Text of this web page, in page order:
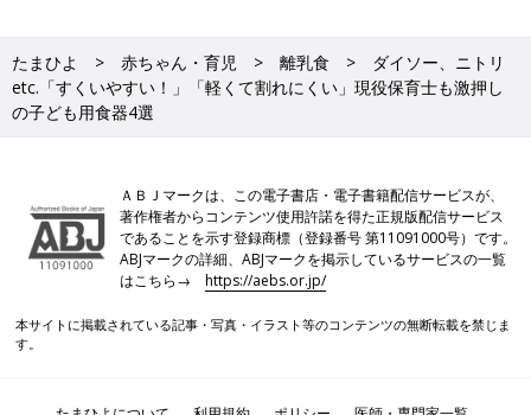
たまひよ 赤ちゃん・育児 離乳食
ダイソー、ニトリ
etc.「すくいやすい！」「軽くて割れにくい」現役保育士も激押し
の子ども用食器4選
ＡＢＪマークは、この電子書店・電子書籍配信サービスが、
著作権者からコンテンツ使用許諾を得た正規版配信サービス
であることを示す登録商標（登録番号 第11091000号）です。
ABJマークの詳細、ABJマークを掲示しているサービスの一覧
はこちら→https://aebs.or.jp/
本サイトに掲載されている記事・写真・イラスト等のコンテンツの無断転載を禁じま
す。